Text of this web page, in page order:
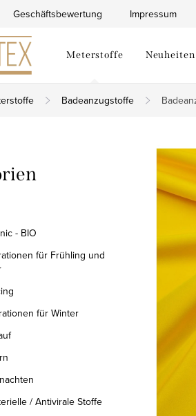
Geschäftsbewertung Impressum
Meterstoffe Neuheiten
Badeanzugstoffe
- BIO
für Frühling und
für Winter
/ Antivirale Stoffe